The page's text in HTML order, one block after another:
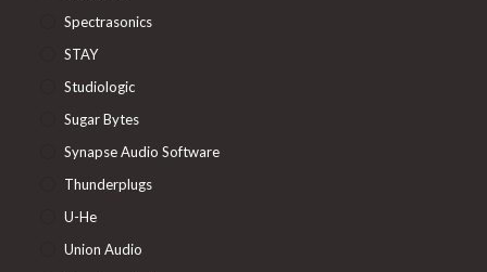
Spectrasonics
STAY
Studiologic
Sugar Bytes
Synapse Audio Software
Thunderplugs
U-He
Union Audio